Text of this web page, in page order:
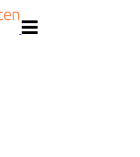
navigasjon